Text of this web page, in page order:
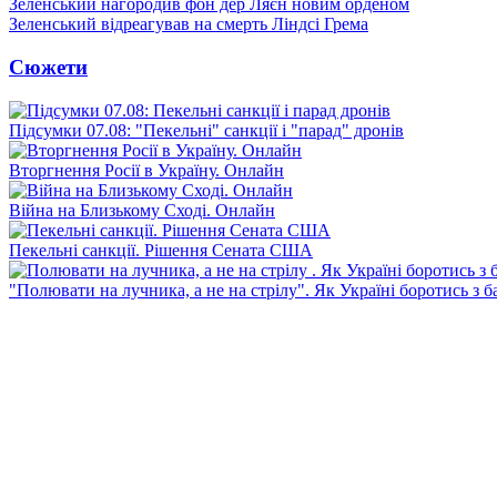
Зеленський нагородив фон дер Ляєн новим орденом
Зеленський відреагував на смерть Ліндсі Грема
Сюжети
Підсумки 07.08: "Пекельні" санкції і "парад" дронів
Вторгнення Росії в Україну. Онлайн
Війна на Близькому Сході. Онлайн
Пекельні санкції. Рішення Сената США
"Полювати на лучника, а не на стрілу". Як Україні боротись з